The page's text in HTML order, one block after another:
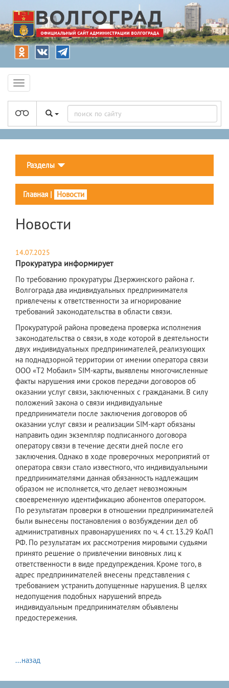
Разделы
Главная | Новости
Новости
14.07.2025
Прокуратура информирует
По требованию прокуратуры Дзержинского района г.
Волгограда два индивидуальных предпринимателя
привлечены к ответственности за игнорирование
требований законодательства в области связи.
Прокуратурой района проведена проверка исполнения
законодательства о связи, в ходе которой в деятельности
двух индивидуальных предпринимателей, реализующих
на поднадзорной территории от имении оператора связи
ООО «Т2 Мобаил» SIM-карты, выявлены многочисленные
факты нарушения ими сроков передачи договоров об
оказании услуг связи, заключенных с гражданами. В силу
положений закона о связи индивидуальные
предприниматели после заключения договоров об
оказании услуг связи и реализации SIM-карт обязаны
направить один экземпляр подписанного договора
оператору связи в течение десяти дней после его
заключения. Однако в ходе проверочных мероприятий от
оператора связи стало известного, что индивидуальными
предпринимателями данная обязанность надлежащим
образом не исполняется, что делает невозможным
своевременную идентификацию абонентов оператором.
По результатам проверки в отношении предпринимателей
были вынесены постановления о возбуждении дел об
административных правонарушениях по ч. 4 ст. 13.29 КоАП
РФ. По результатам их рассмотрения мировыми судьями
принято решение о привлечении виновных лиц к
ответственности в виде предупреждения. Кроме того, в
адрес предпринимателей внесены представления с
требованием устранить допущенные нарушения. В целях
недопущения подобных нарушений впредь
индивидуальным предпринимателям объявлены
предостережения.
...назад